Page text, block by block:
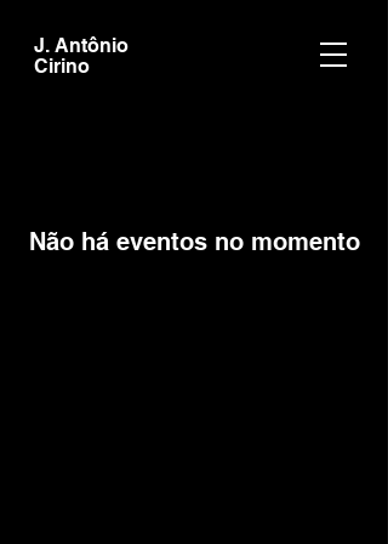
J. Antônio
Cirino
Não há eventos no momento